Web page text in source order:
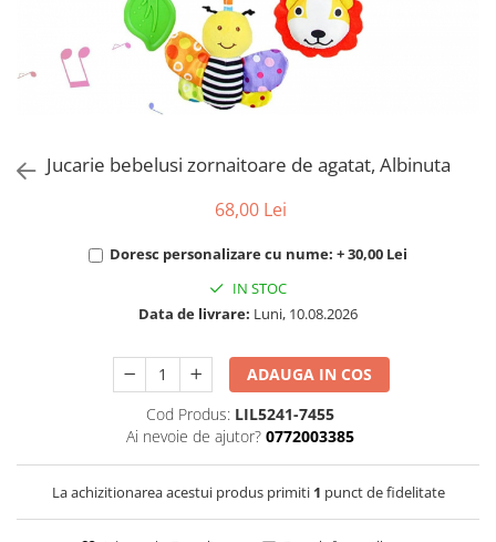
Tablite, Litere si Cifre
Jucarii exterior
Jucarie bebelusi zornaitoare de agatat, Albinuta
68,00 Lei
Doresc personalizare cu nume: + 30,00 Lei
IN STOC
Data de livrare: Luni, 10.08.2026
ADAUGA IN COS
Cod Produs: LIL5241-7455
Ai nevoie de ajutor? 0772003385
La achizitionarea acestui produs primiti 1 punct de fidelitate